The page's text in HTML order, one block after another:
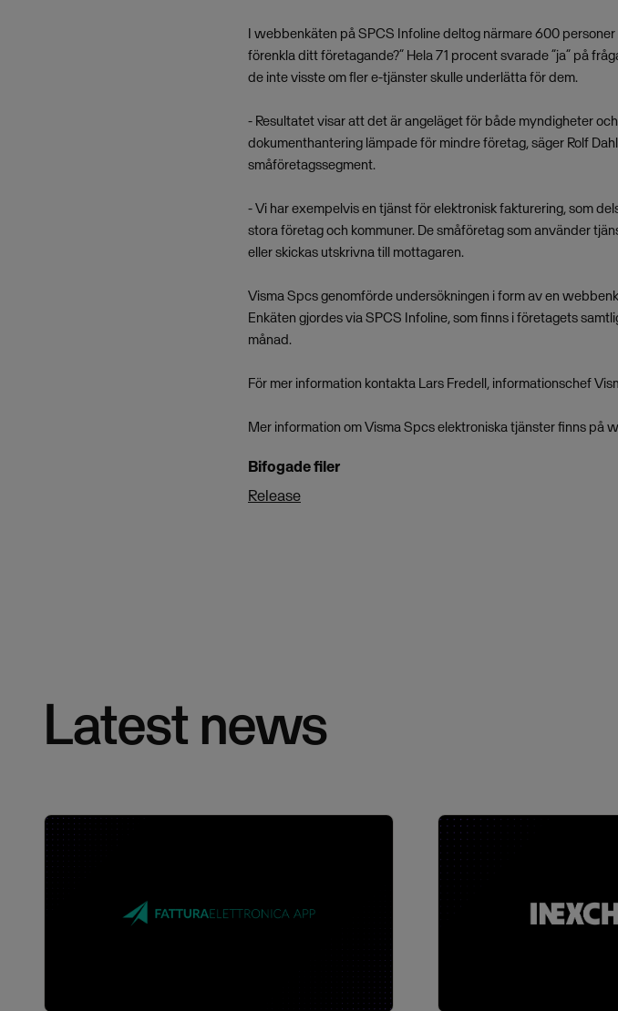
I webbenkäten på SPCS Infoline deltog närmare 600
förenkla ditt företagande?” Hela 71 procent svarade ”ja” på
de inte visste om fler e-tjänster skulle underlätta för dem.
- Resultatet visar att det är angeläget för både myndigheter
dokumenthantering lämpade för mindre företag, säger Rolf
småföretagssegment.
- Vi har exempelvis en tjänst för elektronisk fakturering, som
stora företag och kommuner. De småföretag som använder
eller skickas utskrivna till mottagaren.
Visma Spcs genomförde undersökningen i form av en
Enkäten gjordes via SPCS Infoline, som finns i företagets
månad.
För mer information kontakta Lars Fredell, informationschef
Mer information om Visma Spcs elektroniska tjänster finns på
Bifogade filer
Release
Latest news